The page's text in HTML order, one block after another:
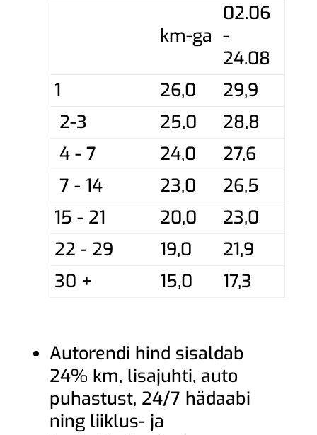
km-ga
02.06
-
24.08
1
26,0
29,9
2-3
25,0
28,8
4 - 7
24,0
27,6
7 - 14
23,0
26,5
15 - 21
20,0
23,0
22 - 29
19,0
21,9
30 +
15,0 17,3
Autorendi hind sisaldab
24% km, lisajuhti, auto
puhastust, 24/7 hädaabi
ning liiklus- ja